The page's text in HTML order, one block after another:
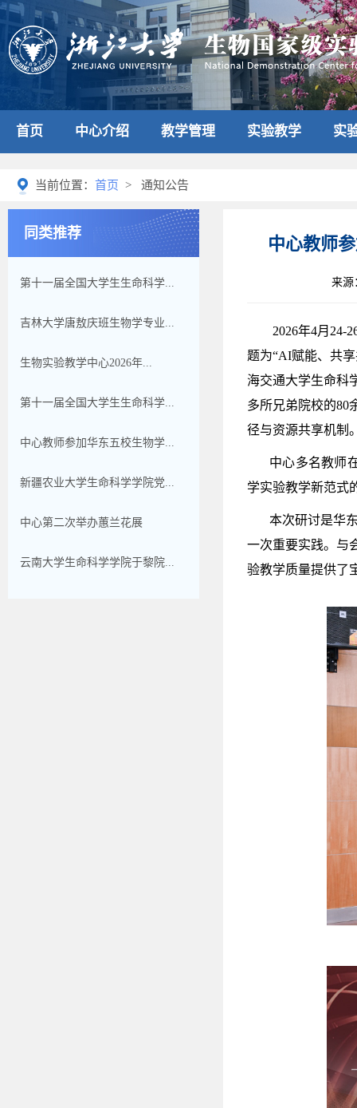
首页 中心介绍 教学管理 实验教学 实
当前位置： 首页 > 通知公告
同类推荐
第十一届全国大学生生命科学...
吉林大学唐敖庆班生物学专业...
生物实验教学中心2026年...
第十一届全国大学生生命科学...
中心教师参加华东五校生物学...
新疆农业大学生命科学学院党...
中心第二次举办蕙兰花展
云南大学生命科学学院于黎院...
中心教师
来源
2026年4月 24-
题为“AI赋能、共
海交通大学生命科
多所兄弟院校的80
径与资源共享机制
中心多名教师
学实验教学新范式
本次研讨是华
一次重要实践。与
验教学质量提供了